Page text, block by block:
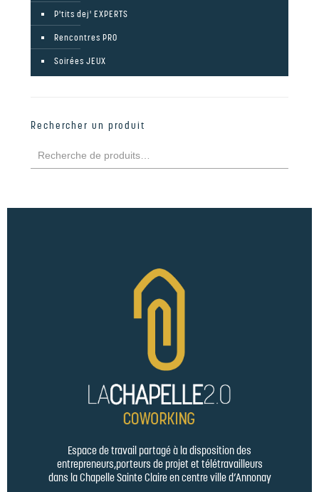
P'tits dej' EXPERTS
Rencontres PRO
Soirées JEUX
Rechercher un produit
Espace de travail partagé à la disposition des
entrepreneurs,porteurs de projet et télétravailleurs
dans la Chapelle Sainte Claire en centre ville d’Annonay